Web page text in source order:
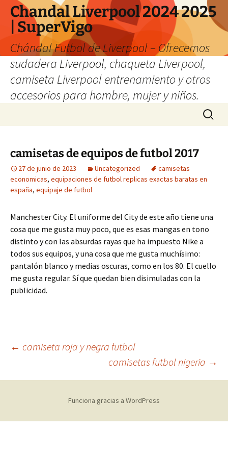
Chandal Liverpool 2024 2025
| SuperVigo
Chándal Futbol de Liverpool – Ofrecemos
sudadera Liverpool, chaqueta Liverpool,
camiseta Liverpool entrenamiento y otros
accesorios para hombre, mujer y niños.
Buscar:
camisetas de equipos de futbol 2017
27 de junio de 2023 Uncategorized
camisetas
economicas, equipaciones de futbol replicas exactas baratas en
españa, equipaje de futbol
Manchester City. El uniforme del City de este año tiene una
cosa que me gusta muy poco, que es esas mangas en tono
distinto y con las absurdas rayas que ha impuesto Nike a
todos sus equipos, y una cosa que me gusta muchísimo:
pantalón blanco y medias oscuras, como en los 80. El cuello
me gusta regular. Sí que quedan bien disimuladas con la
publicidad.
Navegación
de
entradas
← camiseta roja y negra futbol
camisetas futbol nigeria →
Funciona gracias a WordPress